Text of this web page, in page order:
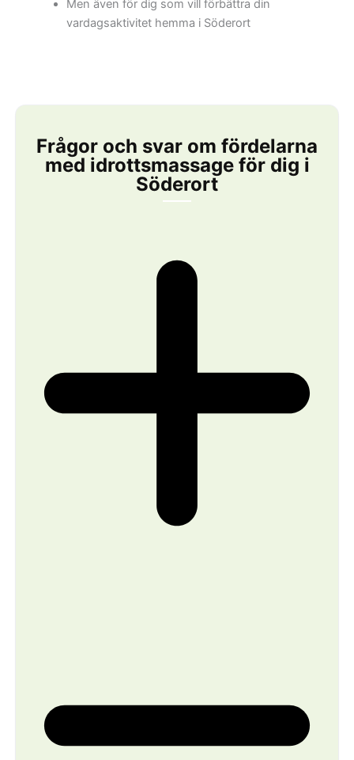
Men även för dig som vill förbättra din
vardagsaktivitet hemma i Söderort
Frågor och svar om fördelarna
med idrottsmassage för dig i
Söderort